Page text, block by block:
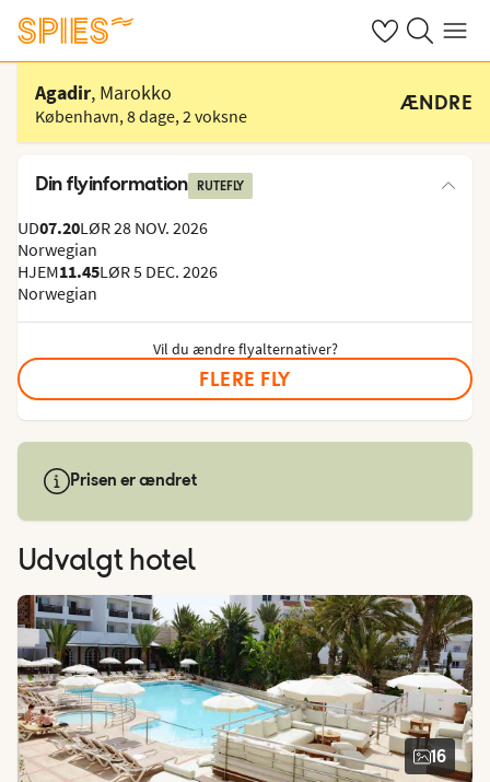
Se dine gemte
Søg påMenu
Vælg hotel
Agadir, Marokko
København,8 dage,2 voksne
ÆNDRE
Din flyinformation RUTEFLY
UD07.20LØR 28 NOV. 2026
Norwegian
HJEM11.45LØR 5 DEC. 2026
Norwegian
Vil du ændre flyalternativer?
FLERE FLY
Prisen er ændret
Udvalgt hotel
16